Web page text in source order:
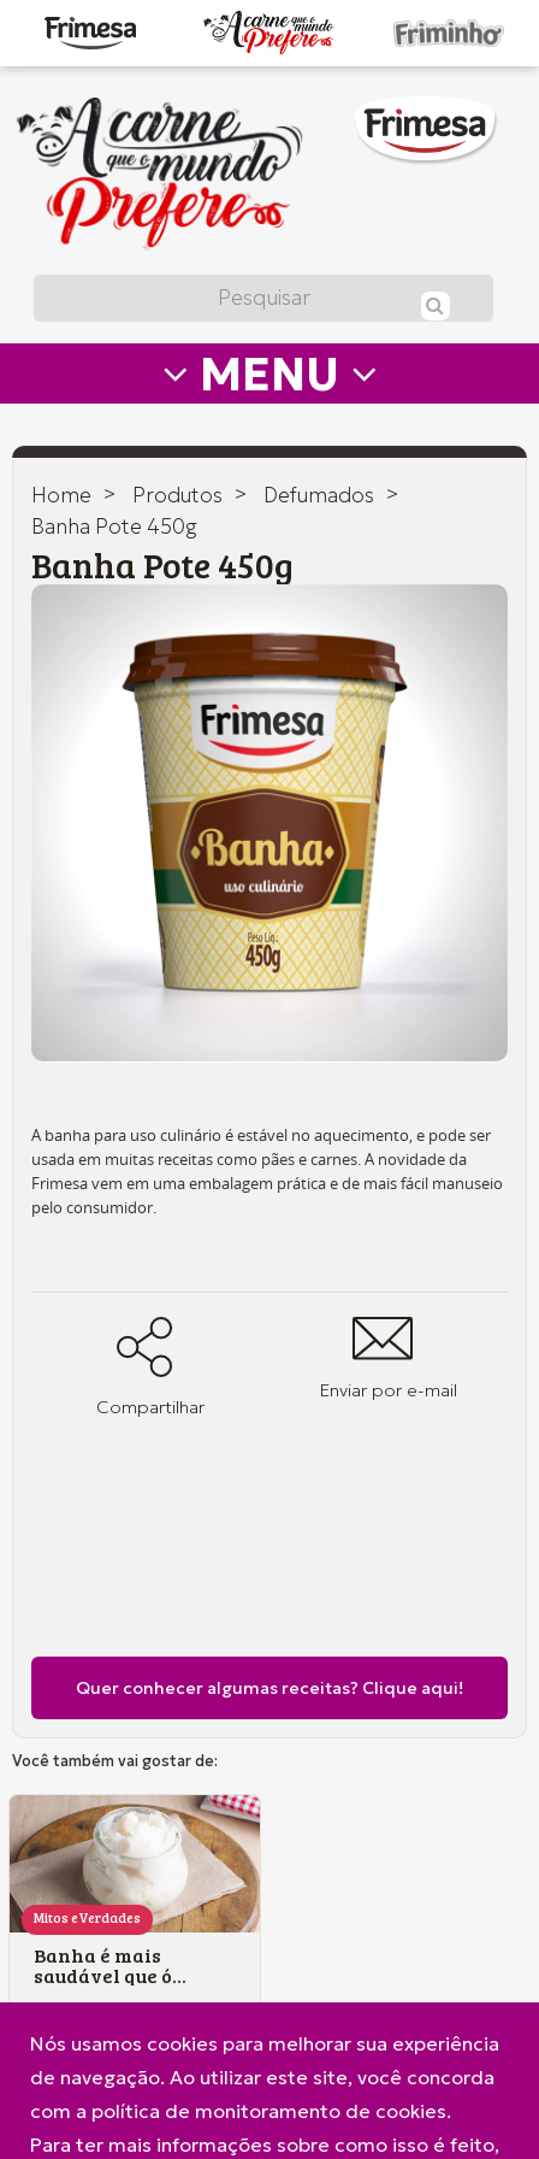
A
carne
que
prefere
—
Frimesa
MENU
Home > Produtos > Defumados >
Banha Pote 450g
Banha Pote 450g
A banha para uso culinário é estável no aquecimento, e pode ser
usada em muitas receitas como pães e carnes. A novidade da
Frimesa vem em uma embalagem prática e de mais fácil manuseio
pelo consumidor.
Compartilhar
Enviar por e-mail
Quer conhecer algumas receitas? Clique aqui!
Você também vai gostar de:
Mitos eVerdades
Banha é mais
saudável que ó...
Nós usamos cookies para melhorar sua experiência
de navegação. Ao utilizar este site, você concorda
com a política de monitoramento de cookies.
Para ter mais informações sobre como isso é feito,